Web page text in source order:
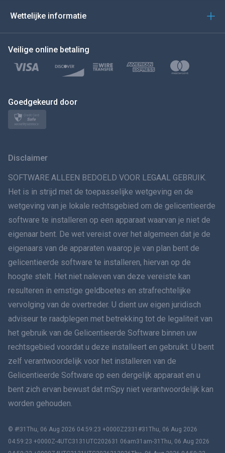
Türkçe
Polski
日本
VERSPREIDINGทย
Dansk
हिंदी
עברית
Română
Ελληνικά
Tiếng Việt
繁體中文
Bahasa Melayu
Wettelijke informatie
Veilige online betaling
Goedgekeurd door
Disclaimer
SOFTWARE ALLEEN BEDOELD VOOR LEGAAL GEBRUIK.
Het is in strijd met de toepasselijke wetgeving en de
wetgeving van je lokale rechtsgebied om de gelicentieerde
software te installeren op een apparaat waarvan je niet de
eigenaar bent. De wet vereist over het algemeen dat je de
eigenaars van de apparaten waarop je van plan bent de
gelicentieerde software te installeren, hiervan op de
hoogte stelt. Het niet naleven van deze vereiste kan
resulteren in ernstige geldboetes en strafrechtelijke
vervolging van de overtreder. U dient uw eigen juridisch
adviseur te raadplegen met betrekking tot de legaliteit van
het gebruik van de Gelicentieerde Software binnen uw
rechtsgebied voordat u deze installeert en gebruikt. U bent
zelf verantwoordelijk voor het installeren van de
Gelicentieerde Software op een dergelijk apparaat en u
bent zich ervan bewust dat mSpy niet verantwoordelijk kan
worden gehouden.
© #!31Thu, 06 Aug 2026 04:59:23 +0000Z2331#31Thu, 06 Aug 2026
04:59:23 +0000Z-4UTC3131UTC202631 06am31am-31Thu, 06 Aug 2026